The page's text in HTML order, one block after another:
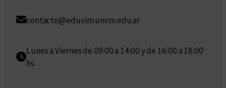
contacto@eduvim.unvm.edu.ar
Lunes a Viernes de 09:00 a 14:00 y de 16:00 a 18:00
hs